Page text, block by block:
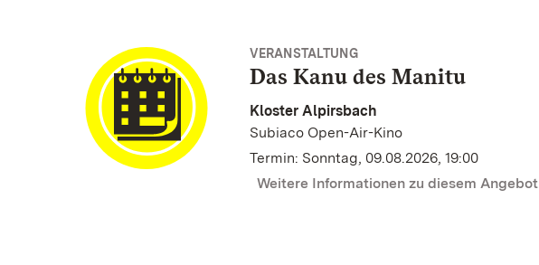
VERANSTALTUNG
Das Kanu des Manitu
Kloster Alpirsbach
Subiaco Open-Air-Kino
Termin: Sonntag, 09.08.2026, 19:00
Weitere Informationen zu diesem Angebot